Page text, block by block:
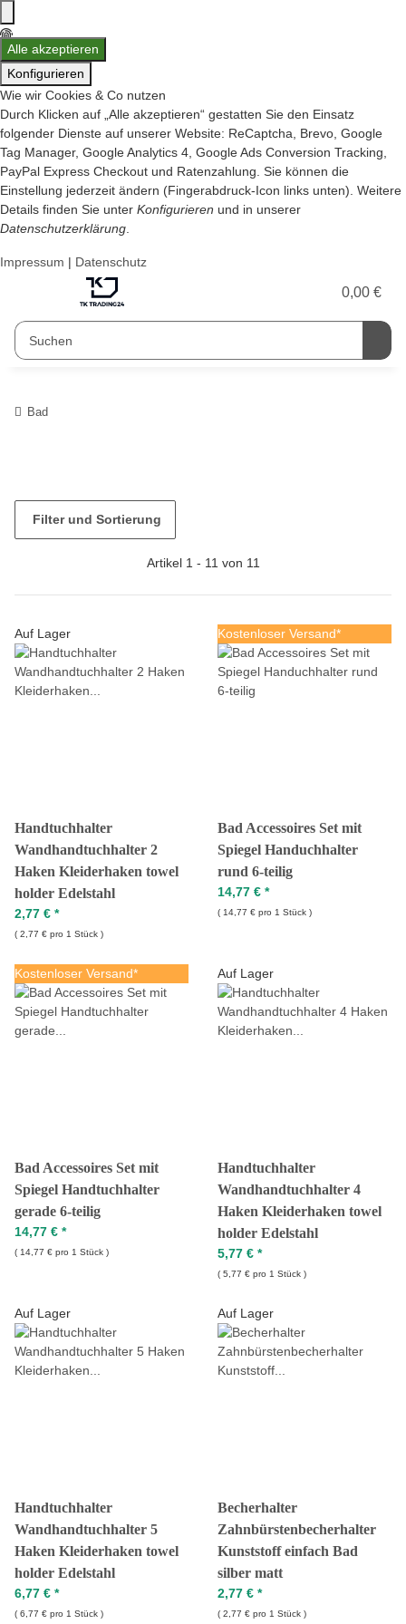
Alle akzeptieren
Konfigurieren
Wie wir Cookies & Co nutzen
Durch Klicken auf „Alle akzeptieren“ gestatten Sie den Einsatz
folgender Dienste auf unserer Website: ReCaptcha, Brevo, Google
Tag Manager, Google Analytics 4, Google Ads Conversion Tracking,
PayPal Express Checkout und Ratenzahlung. Sie können die
Einstellung jederzeit ändern (Fingerabdruck-Icon links unten). Weitere
Details finden Sie unter Konfigurieren und in unserer
Datenschutzerklärung
Impressum | Datenschutz
0,00 €
Bad
Filter und Sortierung
Artikel 1 - 11 von 11
Auf Lager
Handtuchhalter
Wandhandtuchhalter 2
Haken Kleiderhaken towel
holder Edelstahl
2,77 € *
2,77 € pro 1 Stück
Kostenloser Versand*
Bad Accessoires Set mit
Spiegel Handuchhalter
rund 6-teilig
14,77 € *
14,77 € pro 1 Stück
Kostenloser Versand*
Bad Accessoires Set mit
Spiegel Handtuchhalter
gerade 6-teilig
14,77 € *
14,77 € pro 1 Stück
Auf Lager
Handtuchhalter
Wandhandtuchhalter 4
Haken Kleiderhaken towel
holder Edelstahl
5,77 € *
5,77 € pro 1 Stück
Auf Lager
Handtuchhalter
Wandhandtuchhalter 5
Haken Kleiderhaken towel
holder Edelstahl
6,77 € *
6,77 € pro 1 Stück
Auf Lager
Becherhalter
Zahnbürstenbecherhalter
Kunststoff einfach Bad
silber matt
2,77 € *
2,77 € pro 1 Stück